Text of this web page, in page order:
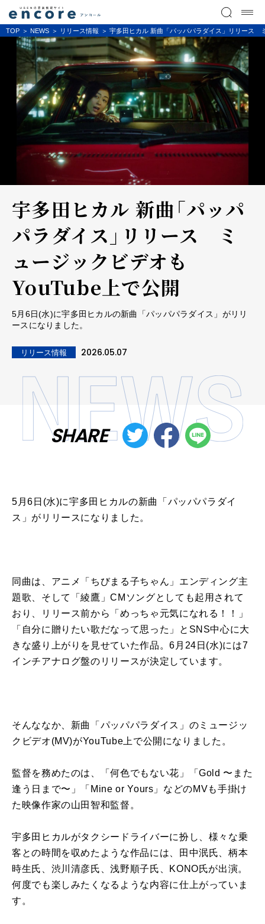
TOP NEWS リリース情報 宇多田ヒカル 新曲「パッパパラダイス」リリース
宇多田ヒカル 新曲「パッパ
パラダイス」リリース ミ
ュージックビデオも
YouTube上で公開
5月6日(水)に宇多田ヒカルの新曲「パッパパラダイス」がリリ
ースになりました。
リリース情報 2026.05.07
SHARE
5月6日(水)に宇多田ヒカルの新曲「パッパパラダイ
ス」がリリースになりました。
同曲は、アニメ「ちびまる子ちゃん」エンディング主
題歌、そして「綾鷹」CMソングとしても起用されて
おり、リリース前から「めっちゃ元気になれる！！」
「自分に贈りたい歌だなって思った」とSNS中心に大
きな盛り上がりを見せていた作品。6月24日(水)には7
インチアナログ盤のリリースが決定しています。
そんななか、新曲「パッパパラダイス」のミュージッ
クビデオ(MV)がYouTube上で公開になりました。
監督を務めたのは、「何色でもない花」「Gold 〜また
逢う日まで〜」「Mine or Yours」などのMVも手掛け
た映像作家の山田智和監督。
宇多田ヒカルがタクシードライバーに扮し、様々な乗
客との時間を収めたような作品には、田中泯氏、柄本
時生氏、渋川清彦氏、浅野順子氏、KONO氏が出演。
何度でも楽しみたくなるような内容に仕上がっていま
す。